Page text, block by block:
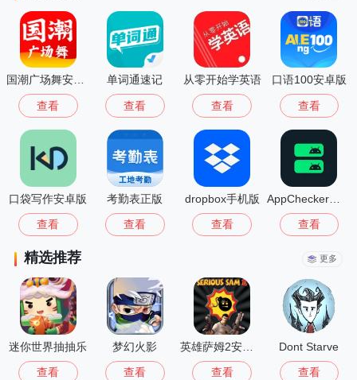
国潮广场舞安卓版
查看
单词通速记
查看
从零开始学英语
查看
口语100安卓版
查看
口袋写作安卓版
查看
考勤表正版
查看
dropbox手机版
查看 查看
精选推荐 更多
迷你世界抽抽乐
查看
梦幻火影
查看 查看
Dont Starve
查看